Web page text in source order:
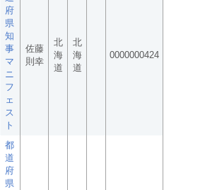
府
県
知
事
マ
ニ
フ
ェ
ス
ト
佐藤
則幸
北
海
道
北
海
道
0000000424
都
道
府
県